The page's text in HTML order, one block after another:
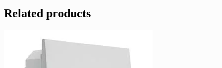
Related products